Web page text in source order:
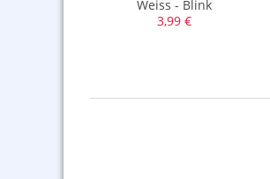
- Fontänen in Blau
Weiss - Blink
3,99 €